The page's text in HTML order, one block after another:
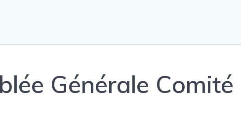
Générale Comité